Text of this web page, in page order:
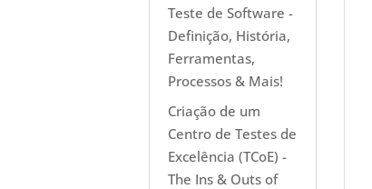
Teste de Software -
Definição, História,
Ferramentas,
Processos & Mais!
Criação de um
Centro de Testes de
Excelência (TCoE) -
The Ins & Outs of